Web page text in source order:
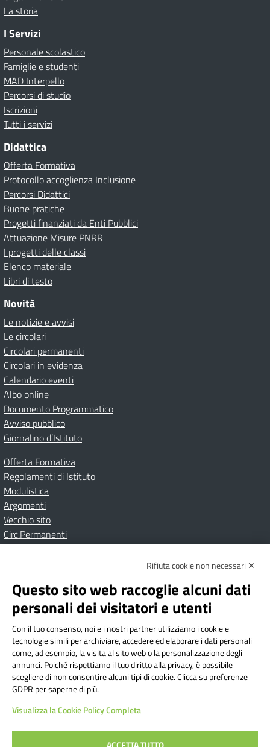
La storia
I Servizi
Personale scolastico
Famiglie e studenti
MAD Interpello
Percorsi di studio
Iscrizioni
Tutti i servizi
Didattica
Offerta Formativa
Protocollo accoglienza Inclusione
Percorsi Didattici
Buone pratiche
Progetti finanziati da Enti Pubblici
Attuazione Misure PNRR
I progetti delle classi
Elenco materiale
Libri di testo
Novità
Le notizie e avvisi
Le circolari
Circolari permanenti
Circolari in evidenza
Calendario eventi
Albo online
Documento Programmatico
Avviso pubblico
Giornalino d’Istituto
Offerta Formativa
Regolamenti di Istituto
Modulistica
Argomenti
Vecchio sito
Circ.Permanenti
Albo onlinePrivacy Policy
Dichiarazione di accessibilità
Note Legali
Istituto Comprensivo Bricherasio
Via Cesare Bollea n. 3 - 10064 Bricherasio (TO) | P.E.O.:
toic84200d@istruzione.it | P.E.C.:
toic84200d@pec.istruzione.it
Codice Fiscale: 94544620019 | Cod. Meccanografico:
TOIC84200D | Codice IPA: istsc_toic84200d | Codice
Univoco: UFYI9M
Rifiuta cookie non necessari ✕
Questo sito web raccoglie alcuni dati
personali dei visitatori e utenti
Con il tuo consenso, noi e i nostri partner utilizziamo i cookie e
tecnologie simili per archiviare, accedere ed elaborare i dati personali
come, ad esempio, la visita al sito web o la personalizzazione degli
annunci. Poiché rispettiamo il tuo diritto alla privacy, è possibile
scegliere di non consentire alcuni tipi di cookie. Clicca su preferenze
GDPR per saperne di più.
Visualizza la Cookie Policy Completa